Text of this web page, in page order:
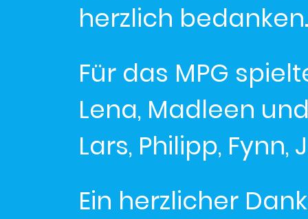
herzlich
Für das MPG
Lena, Madleen
Lars, Philipp, Fynn,
Ein herzlicher